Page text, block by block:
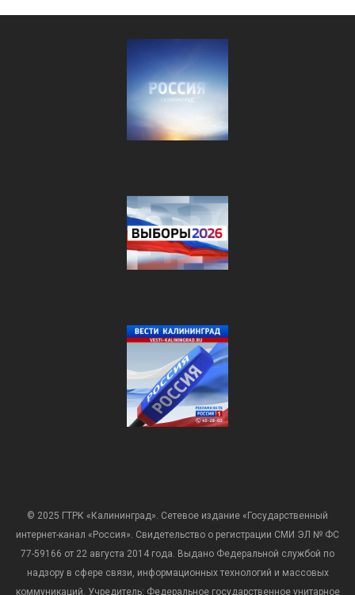
© 2025 ГТРК «Калининград». Сетевое издание «Государственный
интернет-канал «Россия». Свидетельство о регистрации СМИ ЭЛ № ФС
77-59166 от 22 августа 2014 года. Выдано Федеральной службой по
надзору в сфере связи, информационных технологий и массовых
коммуникаций. Учредитель: Федеральное государственное унитарное